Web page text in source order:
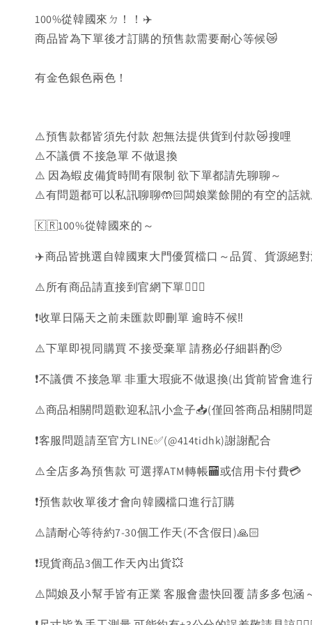
100%從韓國來ㄉ！！✈️
商品皆為下單後才訂購的預售款需要耐心等候😿
有金色銀色兩色！
⚠️預售款都皆須先付款 恕無法提供貨到付款😿搜哩
⚠️不議價 不接急單 不做退換
⚠️ 因為蝦皮備貨時間有限制 欲下單都請先聊聊～
⚠️有問題都可以私訊聊聊🤲🏻闆娘業餘開的有空的話
🇰🇷100%從韓國來的～
✈️商品皆挑選自韓國東大門優質檔口～品質、貨源絕
⚠️所有商品請直接到官網下單💁🏻‍♀️
❗️收單日隔天之前未匯款即刪單 逾時不候‼️
⚠️下單即視同購買 不接受棄單 請務必仔細斟酌🥺
❗️不議價 不接急單 非重大瑕疵不做退換(出貨前皆會進
⚠️商品相關問題歡迎私訊小盒子📥(僅回答商品相關問題
❗️客服問題請至官方LINE✅(@414tidhk)謝謝配合
⚠️全店多為預售款 可選擇ATM轉帳🏧或信用卡付費💳
❗️預售款收單後才會向韓國檔口進行訂購
⚠️請耐心等待約7-30個工作天(不含假日)🙏🏻
❗️現貨商品3個工作天內出貨💥
⚠️闆娘及小幫手皆有正業 客服會盡快回覆 請多多包涵